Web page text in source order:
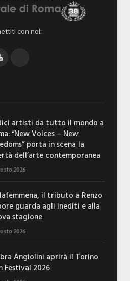
con noi:
YouTube
artisti da tutto il mondo a
“New Voices – New
porta in scena la
dell’arte contemporanea
2026
il tributo a Renzo
guarda agli inediti e alla
stagione
2026
Angiolini aprirà il Torino
Festival 2026